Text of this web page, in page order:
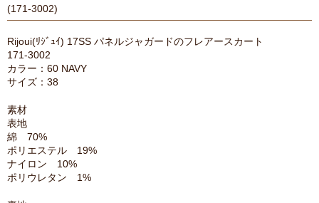
(171-3002)
Rijoui(ﾘｼﾞｭｲ) 17SS パネルジャガードのフレアースカート
171-3002
カラー：60 NAVY
サイズ：38
素材
表地
綿 70%
ポリエステル 19%
ナイロン 10%
ポリウレタン 1%